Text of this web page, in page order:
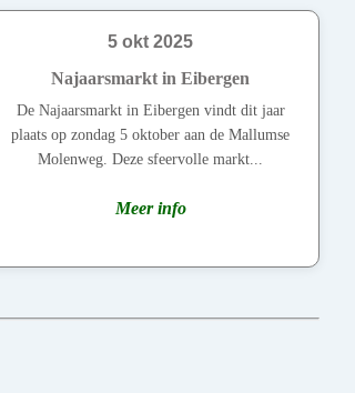
5 okt 2025
Najaarsmarkt in Eibergen
De Najaarsmarkt in Eibergen vindt dit jaar
plaats op zondag 5 oktober aan de Mallumse
Molenweg. Deze sfeervolle markt...
Meer info